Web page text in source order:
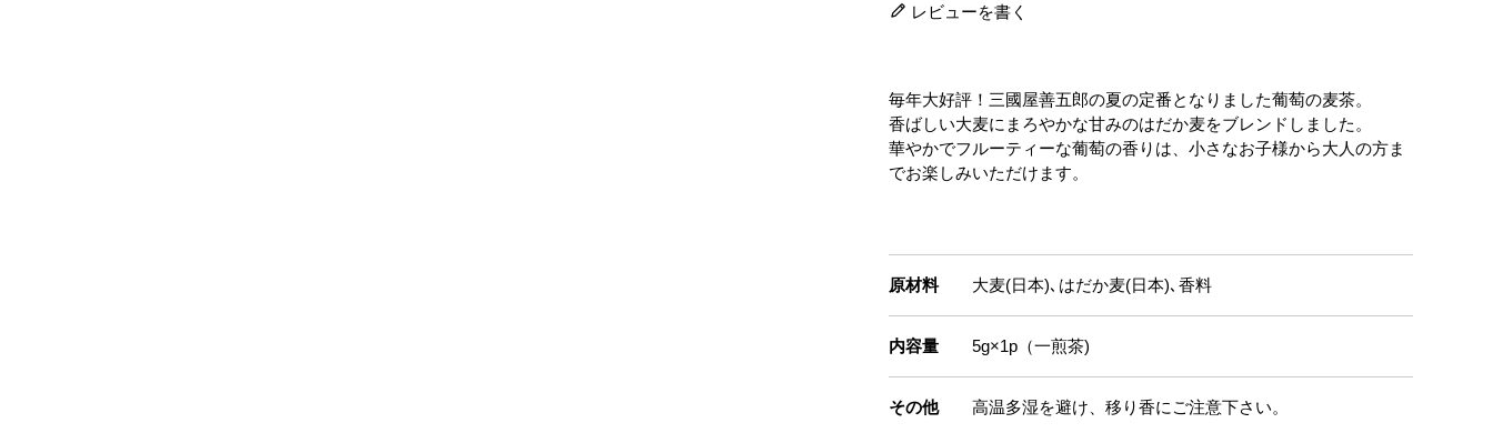
レビューを書く
毎年大好評！三國屋善五郎の夏の定番となりました葡萄の麦茶。
香ばしい大麦にまろやかな甘みのはだか麦をブレンドしました。
華やかでフルーティーな葡萄の香りは、小さなお子様から大人の方ま
でお楽しみいただけます。
原材料 大麦(日本)､はだか麦(日本)､香料
内容量 5g×1p（一煎茶)
その他 高温多湿を避け、移り香にご注意下さい。